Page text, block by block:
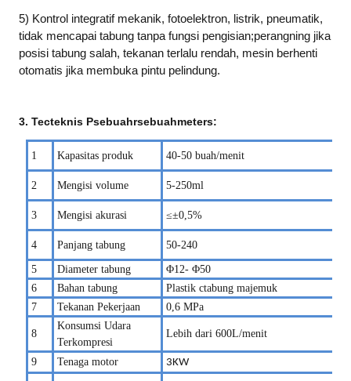
5) Kontrol integratif mekanik, fotoelektron, listrik, pneumatik,
tidak mencapai tabung tanpa fungsi pengisian;perangning jika
posisi tabung salah, tekanan terlalu rendah, mesin berhenti
otomatis jika membuka pintu pelindung.
3. Tecteknis Psebuahrsebuahmeters:
1 Kapasitas produk 40-50 buah/menit
2 Mengisi volume 5-250ml
3 Mengisi akurasi ≤±0,5%
4 Panjang tabung 50-240
5 Diameter tabung Φ12- Φ50
6
Bahan tabung Plastik ctabung majemuk
7
Tekanan Pekerjaan 0,6 MPa
8
Konsumsi Udara
Terkompresi
Lebih dari 600L/menit
9 Tenaga motor 3KW